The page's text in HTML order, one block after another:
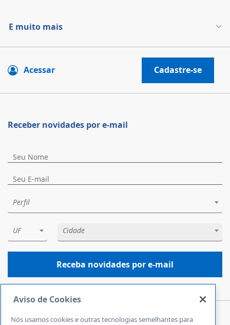
E muito mais
Acessar Cadastre-se
Central de Atendimento
Receber novidades por e-mail
Perfil
UF Cidade
Receba novidades por e-mail
Aviso de Cookies
Nós usamos cookies e outras tecnologias semelhantes para